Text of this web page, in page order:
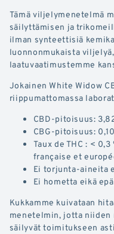
Tämä viljelymenetelmä
säilyttämisen ja
ilman synteettisiä
luonnonmukaista
laatuvaatimustemme
Jokainen White Widow
riippumattomassa
CBD-pitoisuus:
CBG-pitoisuus:
Taux de THC : <
française et
Ei torjunta-aineita
Ei hometta eikä
Kukkamme kuivataan
menetelmin, jotta niiden
säilyvät toimitukseen